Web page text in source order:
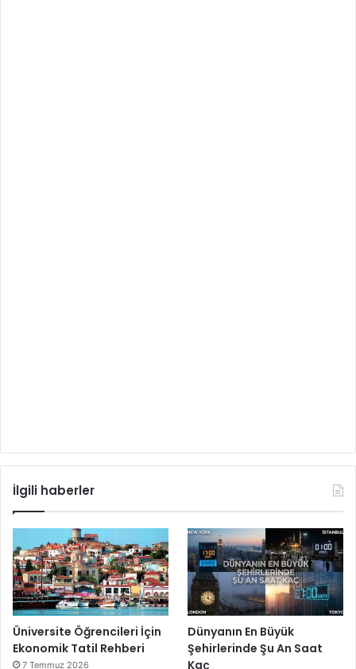
İlgili haberler
Üniversite Öğrencileri İçin
Ekonomik Tatil Rehberi
7 Temmuz 2026
Dünyanın En Büyük
Şehirlerinde Şu An Saat
Kaç